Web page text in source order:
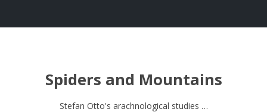
Spiders and Mountains
Stefan Otto's arachnological studies …